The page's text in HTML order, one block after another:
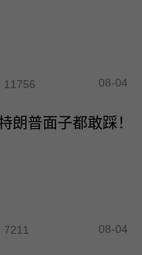
11756 08-04
朗普面子都敢踩！
7211 08-04